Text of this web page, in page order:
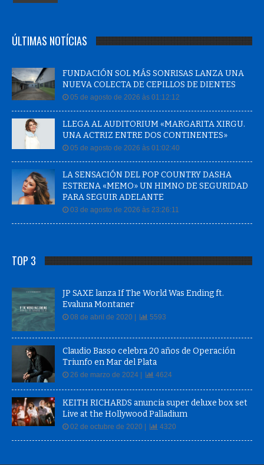
ÚLTIMAS NOTÍCIAS
FUNDACIÓN SOL MÁS SONRISAS LANZA UNA
NUEVA COLECTA DE CEPILLOS DE DIENTES
05 de agosto de 2026 às 01:12:12
LLEGA AL AUDITORIUM «MARGARITA XIRGU.
UNA ACTRIZ ENTRE DOS CONTINENTES»
05 de agosto de 2026 às 01:02:40
LA SENSACIÓN DEL POP COUNTRY DASHA
ESTRENA «MEMO» UN HIMNO DE SEGURIDAD
PARA SEGUIR ADELANTE
03 de agosto de 2026 às 23:26:11
TOP 3
JP SAXE lanza If The World Was Ending ft.
Evaluna Montaner
08 de abril de 2020 | 5593
Claudio Basso celebra 20 años de Operación
Triunfo en Mar del Plata
26 de marzo de 2024 | 4624
KEITH RICHARDS anuncia super deluxe box set
Live at the Hollywood Palladium
02 de octubre de 2020 | 4320